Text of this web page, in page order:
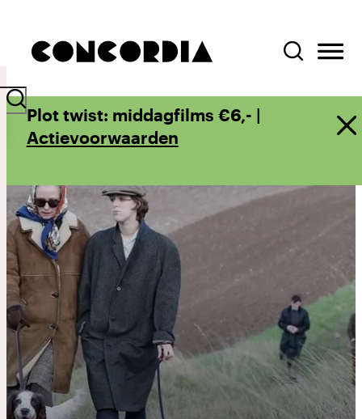
Plot twist: middagfilms €6,- |
Actievoorwaarden